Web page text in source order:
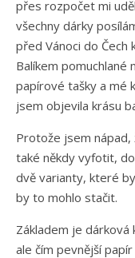
přes rozpočet mi
všechny dárky
před Vánoci do Čech
Balíkem
papírové tašky a mé
jsem objevila krásu
Protože jsem nápad,
také někdy vyfotit,
dvě varianty, které
by to mohlo stačit.
Základem je dárková
ale čím pevnější